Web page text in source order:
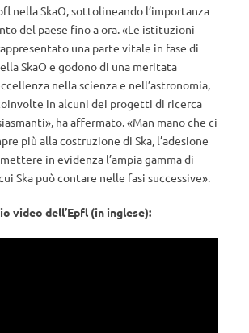
nella SkaO, sottolineando l’importanza
del paese fino a ora. «Le istituzioni
una parte vitale in fase di
SkaO e godono di una meritata
nella scienza e nell’astronomia,
in alcuni dei progetti di ricerca
ha affermato. «Man mano che ci
più alla costruzione di Ska, l’adesione
in evidenza l’ampia gamma di
Ska può contare nelle fasi successive».
video dell’Epfl (in inglese):